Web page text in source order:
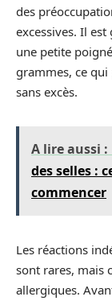
des
excessives. Il
une petite
grammes, ce
sans excès.
A lire aussi :
des selles :
commencer
Les réactions
sont rares, mais
allergiques.